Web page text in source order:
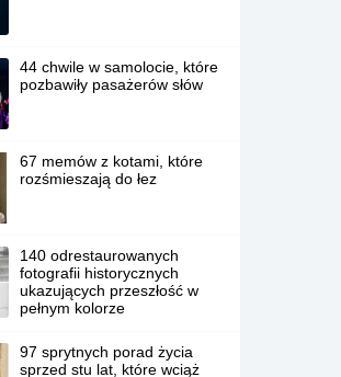
44 chwile w samolocie, które
pozbawiły pasażerów słów
67 memów z kotami, które
rozśmieszają do łez
140 odrestaurowanych
fotografii historycznych
ukazujących przeszłość w
pełnym kolorze
97 sprytnych porad życia
sprzed stu lat, które wciąż